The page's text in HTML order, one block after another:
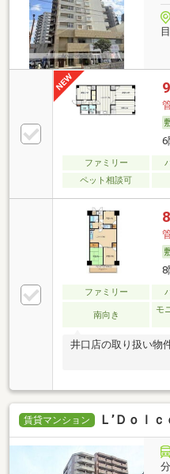
目
6
ファミリー
ペット相談可
8
ファミリー
南向き
モ
井口店の取り扱い物
賃貸マンション Ｌ’Ｄｏｌ
分